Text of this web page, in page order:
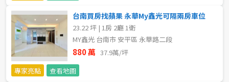
嘉義縣
台南市
高雄市
40~50 坪
60~70 坪 70~80 坪
80坪以上
台南買房找蘋果 永華My鑫光可隔兩房車位
23.22 坪 | 1房 2廳 1衛
MY鑫光 台南市 安平區 永華路二段
880 萬 37.9萬/坪
專家亮點
查看地圖